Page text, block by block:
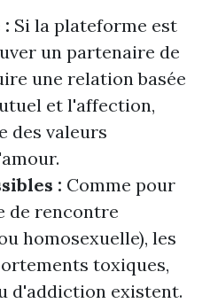
Si la plateforme est
un partenaire de
une relation basée
et l'affection,
des valeurs
: Comme pour
de rencontre
homosexuelle), les
toxiques,
d'addiction existent.